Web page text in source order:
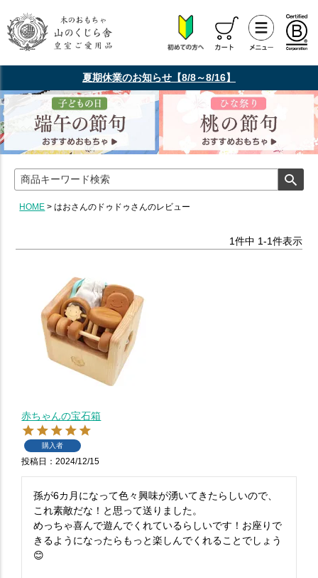
夏期休業のお知らせ【8/8～8/16】
HOME はおさんのドゥドゥさんのレビュー
1件中 1-1件表示
赤ちゃんの宝石箱
購入者
投稿日 2024/12/15
孫が6カ月になって色々興味が湧いてきたらしいので、
これ素敵だな！と思って送りました。
めっちゃ喜んで遊んでくれているらしいです！お座りで
きるようになったらもっと楽しんでくれることでしょう
😊